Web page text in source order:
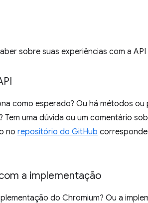
sobre suas experiências com a API
como esperado? Ou há métodos
Tem uma dúvida ou um comentário
no repositório do GitHub
a implementação
do Chromium? Ou a